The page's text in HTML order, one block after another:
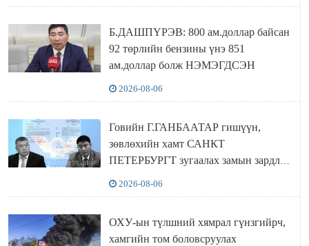
Б.ДАШПҮРЭВ: 800 ам.доллар байсан
92 төрлийн бензины үнэ 851
ам.доллар болж НЭМЭГДСЭН
2026-08-06
Говийн Г.ГАНБААТАР гишүүн,
зөвлөхийн хамт САНКТ
ПЕТЕРБУРГТ зугаалах замын зардлаа
“ИНҮТ” ТӨХХК даажээ
2026-08-06
ОХУ-ын түлшний хямрал гүнзгийрч,
хамгийн том боловсруулах